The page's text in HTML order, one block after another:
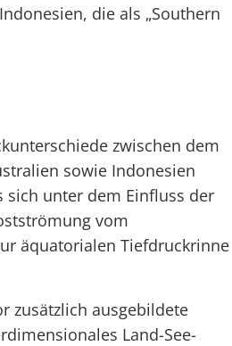
die als „Southern
zwischen dem
sowie Indonesien
sich unter dem Einfluss der
vom
äquatorialen Tiefdruckrinne
zusätzlich ausgebildete
Land-See-